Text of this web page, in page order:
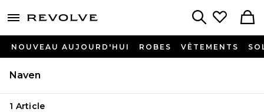
menu - shows more content
NOUVEAU AUJOURD'HUI ROBES VÊTEMENTS
Naven
1 Article